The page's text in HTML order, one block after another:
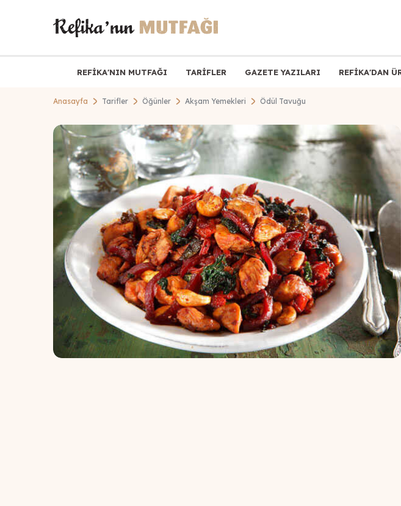
REFİKA'NIN MUTFAĞI TARİFLER GAZETE YAZILARI REFİKA'DAN
Anasayfa Tarifler Öğünler Akşam Yemekleri Ödül Tavuğu